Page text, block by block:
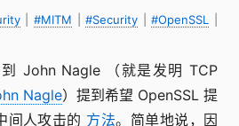
|#MITM |#Security |#OpenSSL
John Nagle （就是发明 TCP
Nagle）提到希望 OpenSSL 提
间人攻击的 方法。简单地说，因